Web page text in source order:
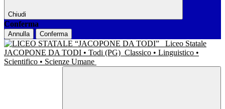
Chiudi
Conferma
Annulla Conferma
Liceo Statale
JACOPONE DA TODI • Todi (PG) Classico • Linguistico •
Scientifico • Scienze Umane